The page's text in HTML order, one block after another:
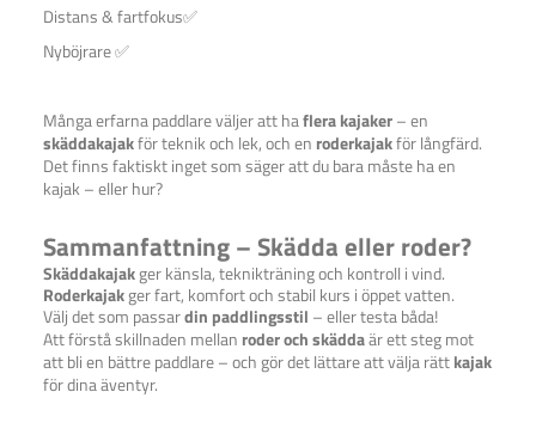
Distans & fartfokus✅
Nyböjrare ✅
Många erfarna paddlare väljer att haflera kajaker– en
skäddakajakför teknik och lek, och en roderkajakför långfärd.
Det finns faktiskt inget som säger att du bara måste ha en
kajak – eller hur?
Sammanfattning – Skädda eller roder?
Skäddakajakger känsla, teknikträning och kontroll i vind.
Roderkajakger fart, komfort och stabil kurs i öppet vatten.
Välj det som passardin paddlingsstil – eller testa båda!
Att förstå skillnaden mellan roder och skäddaär ett steg mot
att bli en bättre paddlare – och gör det lättare att välja rättkajak
för dina äventyr.